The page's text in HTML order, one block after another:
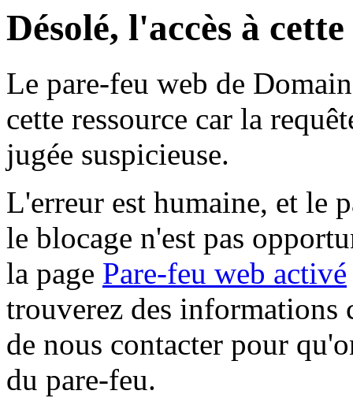
Désolé, l'accès à
Le pare-feu web de
cette ressource car la
jugée suspicieuse.
L'erreur est humaine, et le
le blocage n'est pas
la page Pare-feu web activé
trouverez des informations
de nous contacter pour
du pare-feu.